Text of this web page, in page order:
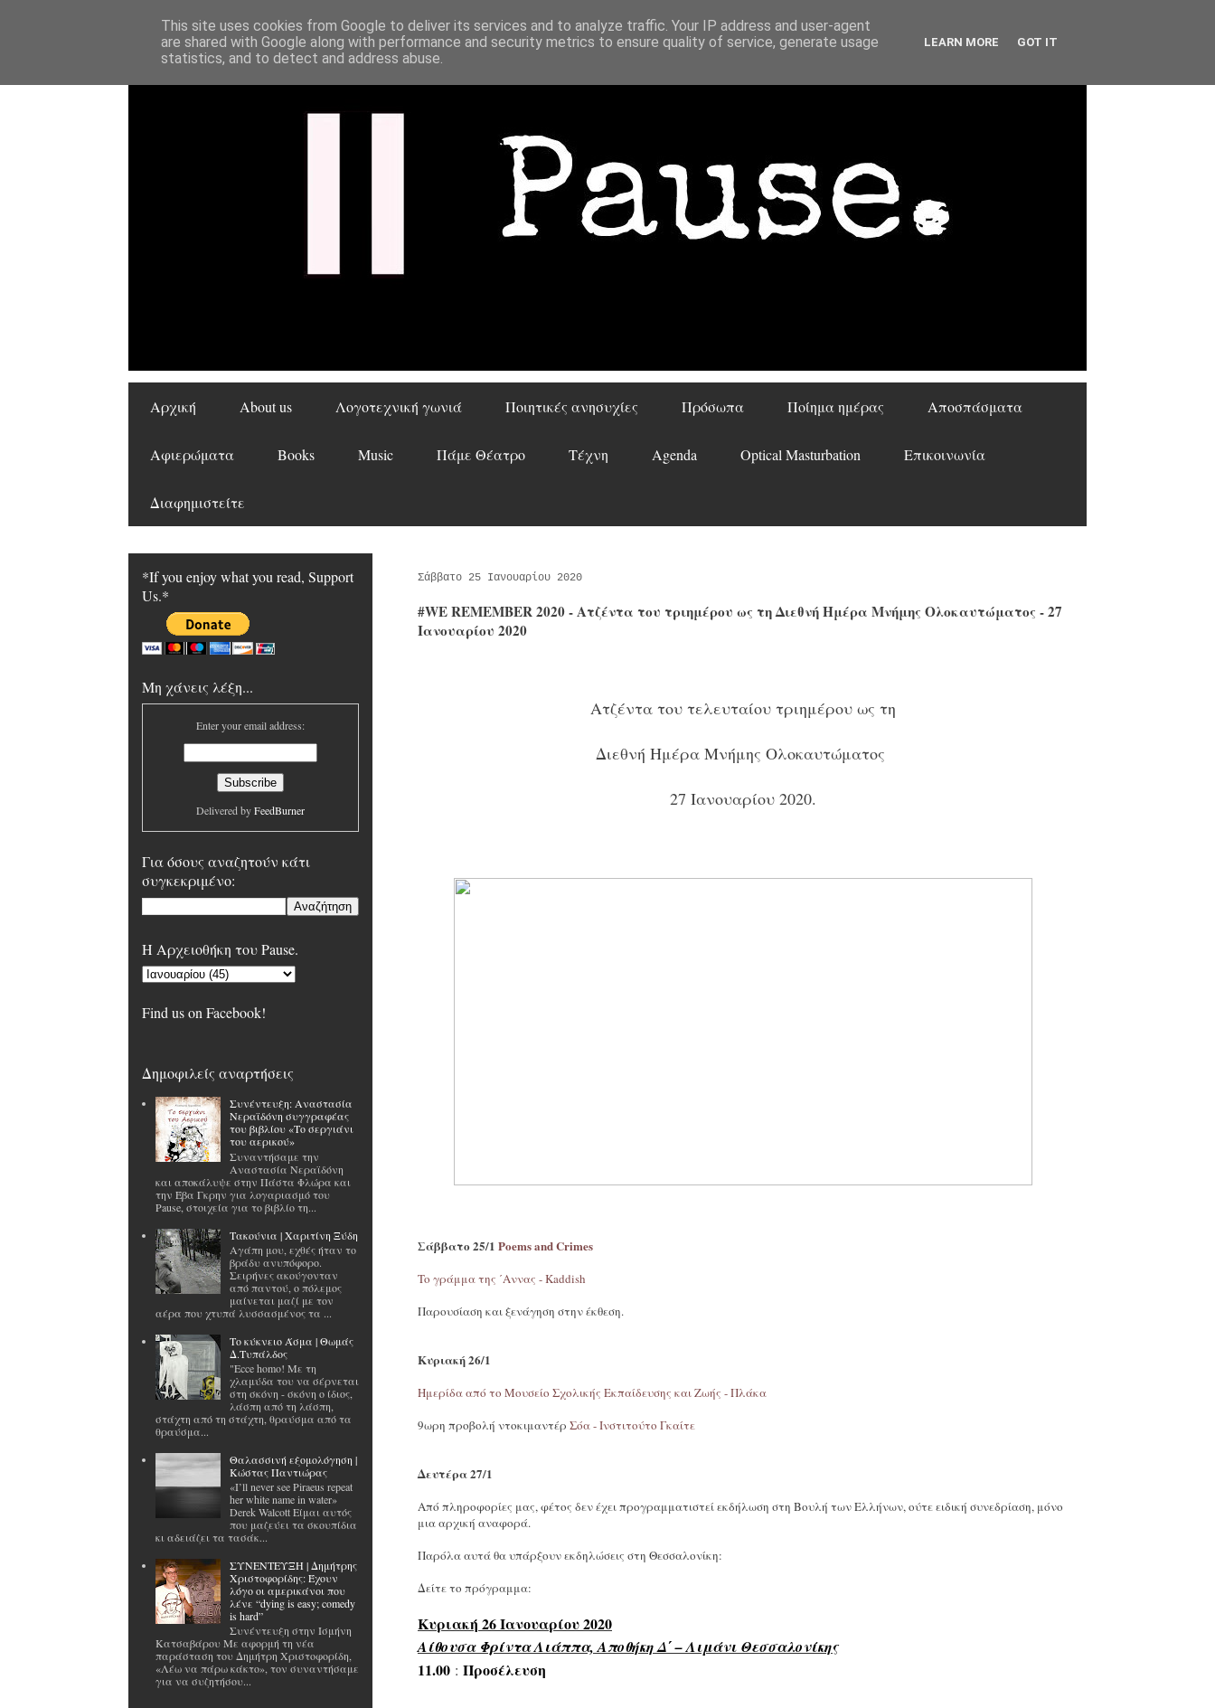
Αρχική About us Λογοτεχνική γωνιά Ποιητικές ανησυχίες Πρόσωπα Ποίημα ημέρας Αποσπάσματα
Αφιερώματα Books Music Πάμε Θέατρο Τέχνη Agenda Optical Masturbation Επικοινωνία
Διαφημιστείτε
Σάββατο 25 Ιανουαρίου 2020
#WE REMEMBER 2020 - Ατζέντα του τριημέρου ως τη Διεθνή Ημέρα Μνήμης Ολοκαυτώματος - 27
Ιανουαρίου 2020
Ατζέντα του τελευταίου τριημέρου ως τη
Διεθνή Ημέρα Μνήμης Ολοκαυτώματος
27 Ιανουαρίου 2020.
Σάββατο 25/1 Poems and Crimes
To γράμμα της ΄Αννας - Kaddish
Παρουσίαση και ξενάγηση στην έκθεση.
Κυριακή 26/1
Ημερίδα από το Μουσείο Σχολικής Εκπαίδευσης και Ζωής - Πλάκα
9ωρη προβολή ντοκιμαντέρ Σόα - Ινστιτούτο Γκαίτε
Δευτέρα 27/1
Από πληροφορίες μας, φέτος δεν έχει προγραμματιστεί εκδήλωση στη Βουλή των Ελλήνων, ούτε ειδική συνεδρίαση, μόνο
μια αρχική αναφορά.
Παρόλα αυτά θα υπάρξουν εκδηλώσεις στη Θεσσαλονίκη:
Δείτε το πρόγραμμα:
Κυριακή 26 Ιανουαρίου 2020
Αίθουσα Φρίντα Λιάππα, Αποθήκη Δ΄ – Λιμάνι Θεσσαλονίκης
11.00 : Προσέλευση
*If you enjoy what you read, Support
Us.*
Μη χάνεις λέξη...
Enter your email address:
Delivered byFeedBurner
Για όσους αναζητούν κάτι
συγκεκριμένο:
H Αρχειοθήκη του Pause.
Find us on Facebook!
Δημοφιλείς αναρτήσεις
Συνέντευξη: Αναστασία
Νεραϊδόνη συγγραφέας
του βιβλίου «Το σεργιάνι
του αερικού»
Συναντήσαμε την
Αναστασία Νεραϊδόνη
και αποκάλυψε στην Πάστα Φλώρα και
την Έβα Γκρην για λογαριασμό του
Pause, στοιχεία για το βιβλίο τη...
Tακούνια | Χαριτίνη Ξύδη
Αγάπη μου, εχθές ήταν το
βράδυ ανυπόφορο.
Σειρήνες ακούγονταν
από παντού, ο πόλεμος
μαίνεται μαζί με τον
αέρα που χτυπά λυσσασμένος τα ...
Το κύκνειο Άσμα | Θωμάς
Δ.Τυπάλδος
"Ecce homo! Με τη
χλαμύδα του να σέρνεται
στη σκόνη - σκόνη ο ίδιος,
λάσπη από τη λάσπη,
στάχτη από τη στάχτη, θραύσμα από τα
θραύσμα...
Θαλασσινή εξομολόγηση |
Κώστας Παντιώρας
«I’ll never see Piraeus repeat
her white name in water»
Derek Walcott Είμαι αυτός
που μαζεύει τα σκουπίδια
κι αδειάζει τα τασάκ...
ΣΥΝΕΝΤΕΥΞΗ | Δημήτρης
Χριστοφορίδης: Έχουν
λόγο οι αμερικάνοι που
λένε “dying is easy; comedy
is hard”
Συνέντευξη στην Ισμήνη
Κατσαβάρου Με αφορμή τη νέα
παράσταση του Δημήτρη Χριστοφορίδη,
«Λέω να πάρω κάκτο», τον συναντήσαμε
για να συζητήσου...
This site uses cookies from Google to deliver its services and to analyze traffic. Your IP address and user-agent
are shared with Google along with performance and security metrics to ensure quality of service, generate usage
statistics, and to detect and address abuse.
LEARN MORE GOT IT